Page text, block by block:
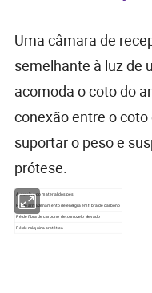
Uma câmara de
semelhante à luz de
acomoda o coto do
conexão entre o
suportar o peso e
prótese.
A escolha do material dos pés
Pé de armazenamento de energia em fibra de carbono
Pé de fibra de carbono de tornozelo elevado
Pé de máquina protética